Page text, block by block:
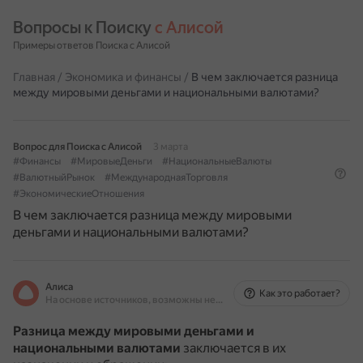
Вопросы к Поиску с Алисой
Примеры ответов Поиска с Алисой
Главная / Экономика и финансы / В чем заключается разница
между мировыми деньгами и национальными валютами?
Вопрос для Поиска с Алисой
3 марта
#Финансы
#МировыеДеньги
#НациональныеВалюты
#ВалютныйРынок
#МеждународнаяТорговля
#ЭкономическиеОтношения
В чем заключается разница между мировыми
деньгами и национальными валютами?
Алиса
На основе источников, возможны неточности
Как это работает?
Разница между мировыми деньгами и
национальными валютами заключается в их